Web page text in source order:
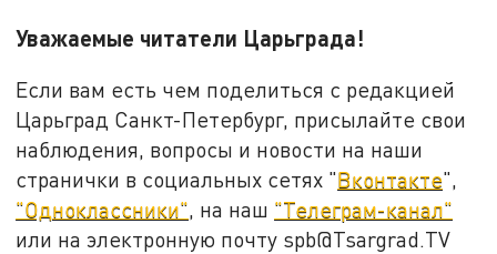
Уважаемые читатели Царьграда!
Если вам есть чем поделиться с редакцией
Царьград Санкт-Петербург, присылайте свои
наблюдения, вопросы и новости на наши
странички в социальных сетях "Вконтакте",
"Одноклассники", на наш "Телеграм-канал"
или на электронную почту spb@Tsargrad.TV